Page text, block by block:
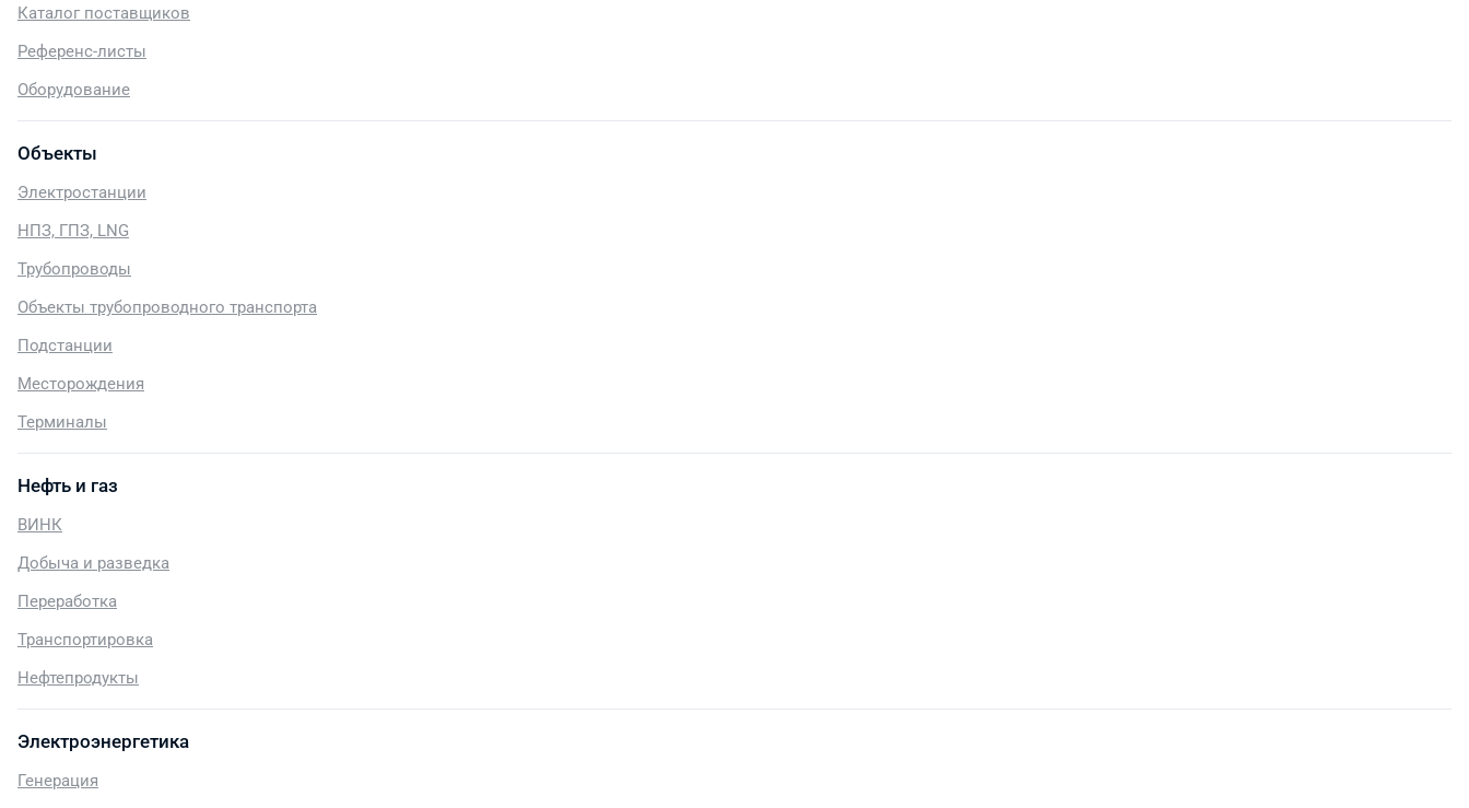
Каталог поставщиков
Референс-листы
Оборудование
Объекты
Электростанции
НПЗ, ГПЗ, LNG
Трубопроводы
Объекты трубопроводного транспорта
Подстанции
Месторождения
Терминалы
Нефть и газ
ВИНК
Добыча и разведка
Переработка
Транспортировка
Нефтепродукты
Электроэнергетика
Генерация